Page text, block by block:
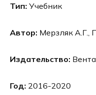
Тип: Учебник
Автор: Мерзляк А.Г.,
Издательство:
Год: 2016-2020